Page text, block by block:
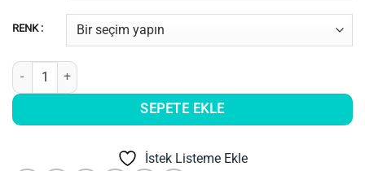
RENK :
Natural Efekt Perla Dekoratif Boya adet
SEPETE EKLE
İstek Listeme Ekle